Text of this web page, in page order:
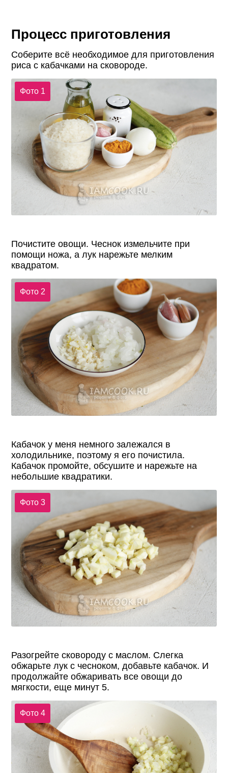
Процесс приготовления
Соберите всё необходимое для приготовления
риса с кабачками на сковороде.
Фото 1
Почистите овощи. Чеснок измельчите при
помощи ножа, а лук нарежьте мелким
квадратом.
Фото 2
Кабачок у меня немного залежался в
холодильнике, поэтому я его почистила.
Кабачок промойте, обсушите и нарежьте на
небольшие квадратики.
Фото 3
Разогрейте сковороду с маслом. Слегка
обжарьте лук с чесноком, добавьте кабачок. И
продолжайте обжаривать все овощи до
мягкости, еще минут 5.
Фото 4